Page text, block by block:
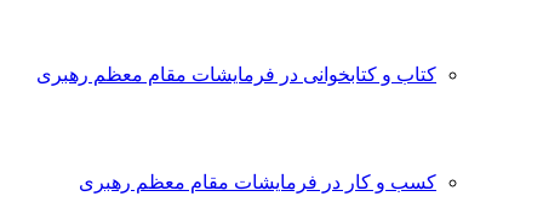
کتاب و کتابخوانی در فرمایشات مقام معظم رهبری
کسب و کار در فرمایشات مقام معظم رهبری